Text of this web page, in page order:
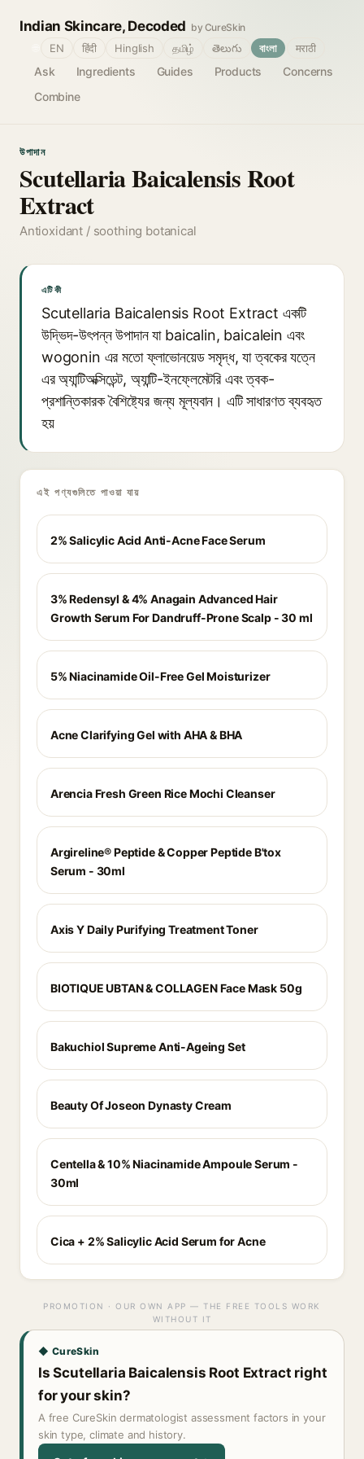
Indian Skincare, Decoded by CureSkin
Ask Ingredients Guides Products
Concerns
Combine
EN हिंदी Hinglish தமிழ் తెలుగు বাংলা मराठी
উপাদান
Scutellaria Baicalensis Root
Extract
Antioxidant / soothing botanical
এটি কী
Scutellaria Baicalensis Root Extract একটি
উদ্ভিদ-উৎপন্ন উপাদান যা baicalin, baicalein এবং
wogonin এর মতো ফ্লাভোনয়েড সমৃদ্ধ, যা ত্বকের যত্নে
এর অ্যান্টিঅক্সিডেন্ট, অ্যান্টি-ইনফ্লেমেটরি এবং ত্বক-
প্রশান্তিকারক বৈশিষ্ট্যের জন্য মূল্যবান। এটি সাধারণত ব্যবহৃত
হয়
এই পণ্যগুলিতে পাওয়া যায়
2% Salicylic Acid Anti-Acne Face Serum
3% Redensyl & 4% Anagain Advanced Hair
Growth Serum For Dandruff-Prone Scalp - 30 ml
5% Niacinamide Oil-Free Gel Moisturizer
Acne Clarifying Gel with AHA & BHA
Arencia Fresh Green Rice Mochi Cleanser
Argireline® Peptide & Copper Peptide B'tox
Serum - 30ml
Axis Y Daily Purifying Treatment Toner
BIOTIQUE UBTAN & COLLAGEN Face Mask 50g
Bakuchiol Supreme Anti-Ageing Set
Beauty Of Joseon Dynasty Cream
Centella & 10% Niacinamide Ampoule Serum -
30ml
Cica + 2% Salicylic Acid Serum for Acne
PROMOTION · OUR OWN APP — THE FREE TOOLS WORK
WITHOUT IT
◆ CureSkin
Is Scutellaria Baicalensis Root Extract right
for your skin?
A free CureSkin dermatologist assessment factors in your
skin type, climate and history.